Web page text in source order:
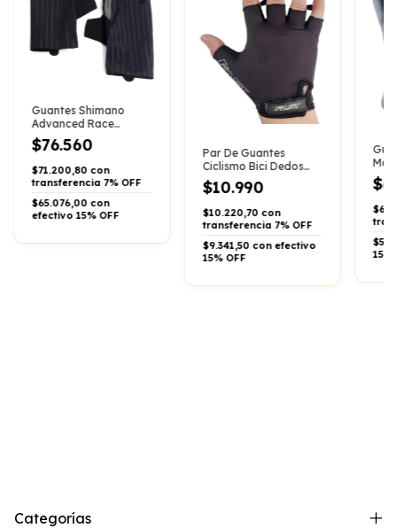
Guantes Shimano
Advanced Race
Ciclismo Negro
$76.560
$71.200,80 con
transferencia 7% OFF
$65.076,00 con
efectivo 15% OFF
Par De Guantes
Ciclismo Bici Dedos
Cortos Proteccion
Fast
$10.990
$10.220,70 con
transferencia 7% OFF
$9.341,50 con efectivo
15% OFF
15%
Categorías